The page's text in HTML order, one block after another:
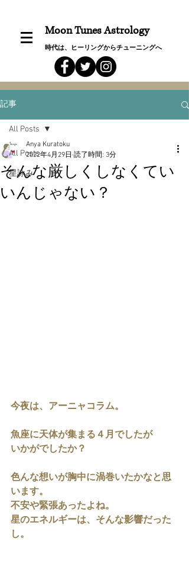
Moon Tunes Astrology
時代は、ヒーリングからチューニングへ
記事
All Posts
星詠み
All Posts
そんな厳しくしなくてい
いんじゃない？
Anya Kuratoku
2022年4月29日 読了時間: 3分
今夜は、アーニャコラム。
魚座に天体が集まる４月でしたが
いかがでしたか？
色んな想いが胸中に渦巻いたかなと思
います。
不安や緊張あったよね。
星のエネルギーは、そんな影響だった
し。